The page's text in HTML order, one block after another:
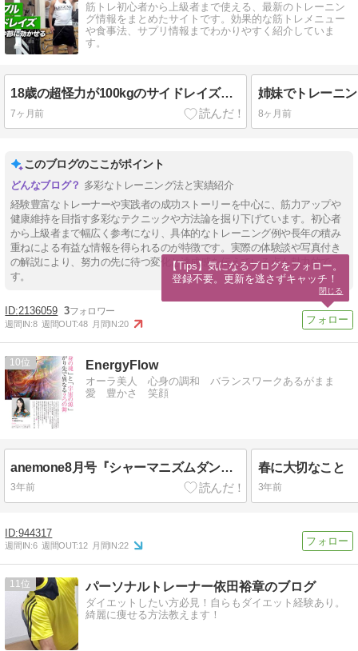
筋トレ初心者から上級者まで使える、最新のトレーニン
グ情報をまとめたサイトです。効果的な筋トレメニュー
や食事法、サプリ情報までわかりやすく紹介していま
す。
18歳の超怪力が100kgのサイドレイズをやってみたｗｗｗ
7ヶ月前 8ヶ月前
このブログのここがポイント
多彩なトレーニング法と実績紹介
経験豊富なトレーナーや実践者の成功ストーリーを中心に、筋力アップや
健康維持を目指す多彩なテクニックや方法論を掘り下げています。初心者
から上級者まで幅広く参考になり、具体的なトレーニング例や長年の積み
重ねによる有益な情報を得られるのが特徴です。実際の体験談や写真付き
の解説により、努力の先に待つ変化と達成感を伝えている点も魅力的で
す。
2136059 3
週間IN:8 週間OUT:48 月間IN:20
10 EnergyFlow
オーラ美人 心身の調和 バランスワークあるがまま
愛 豊かさ 笑顔
anemone8月号『シャーマニズムダンスと舞』掲載されました
3年前
春に大切なこと
3年前
944317
週間IN:6 週間OUT:12 月間IN:22
11 パーソナルトレーナー依田裕章のブログ
ダイエットしたい方必見！自らもダイエット経験あり。
綺麗に痩せる方法教えます！
【Tips】気になるブログをフォロー。
登録不要。更新を逃さずキャッチ！
閉じる